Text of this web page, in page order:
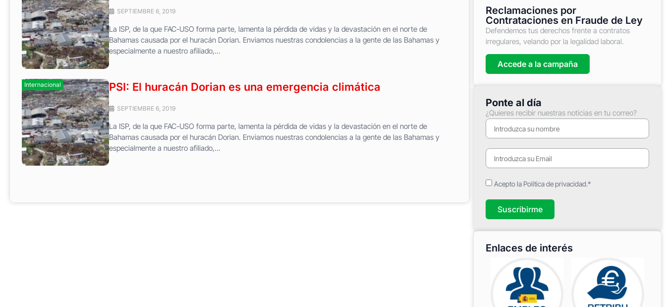
SEPTIEMBRE 6, 2019
La ISP, de la que FAC-USO forma parte, lamenta la pérdida de vidas y la devastación en el norte de
Bahamas causada por el huracán Dorian. Enviamos nuestras condolencias a la gente de las Bahamas y
especialmente a nuestro afiliado,...
Internacional PSI: El huracán Dorian es una emergencia climática
SEPTIEMBRE 6, 2019
La ISP, de la que FAC-USO forma parte, lamenta la pérdida de vidas y la devastación en el norte de
Bahamas causada por el huracán Dorian. Enviamos nuestras condolencias a la gente de las Bahamas y
especialmente a nuestro afiliado,...
Reclamaciones por
Contrataciones en Fraude de Ley
Defendemos tus derechos frente a contratos
irregulares, velando por la legalidad laboral.
Accede a la campaña
Ponte al día
¿Quieres recibir nuestras noticias en tu correo?
Acepto la Política de privacidad.*
Suscribirme
Enlaces de interés